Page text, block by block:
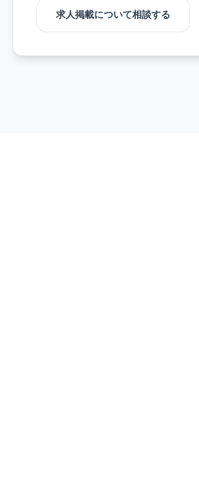
求人掲載について相談する